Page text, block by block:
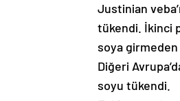
Justinian
tükendi. İkinci
soya girmeden
Diğeri
soyu tükendi.